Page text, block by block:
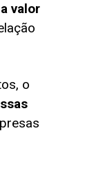
valor
o